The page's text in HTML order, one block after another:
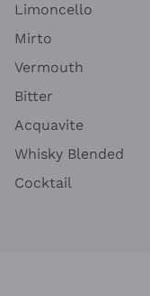
Limoncello
Mirto
Vermouth
Bitter
Acquavite
Whisky Blended
Cocktail